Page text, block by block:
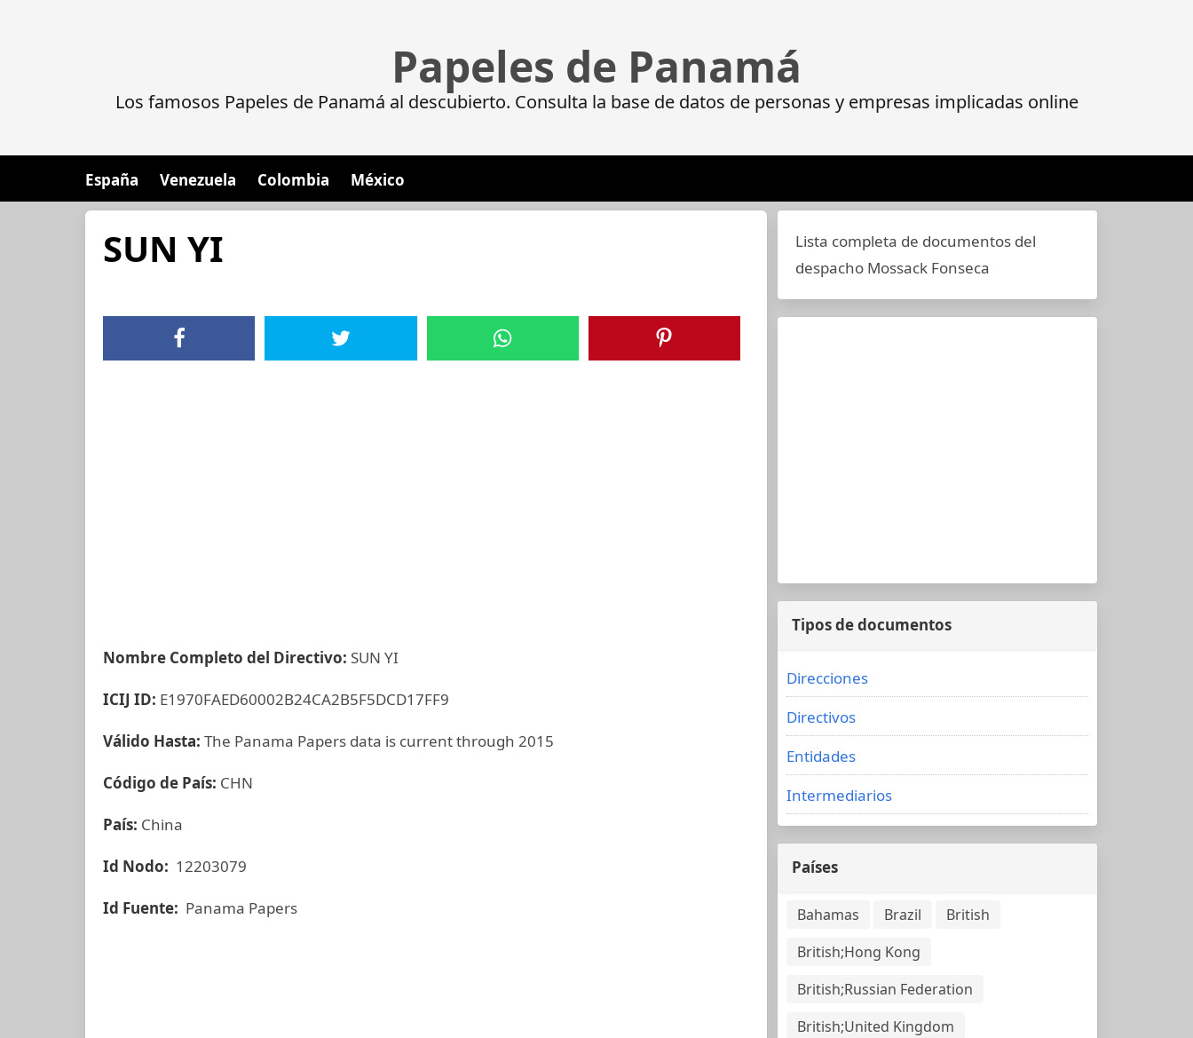
Papeles de Panamá
Los famosos Papeles de Panamá al descubierto. Consulta la base de datos de personas y empresas implicadas online
España Venezuela Colombia México
SUN YI
Nombre Completo del Directivo: SUN YI
ICIJ ID: E1970FAED60002B24CA2B5F5DCD17FF9
Válido Hasta: The Panama Papers data is current through 2015
Código de País: CHN
País: China
Id Nodo: 12203079
Id Fuente: Panama Papers
Lista completa de documentos del
despacho Mossack Fonseca
Tipos de documentos
Direcciones
Directivos
Entidades
Intermediarios
Países
Bahamas Brazil
British
British;Hong Kong
British;Russian Federation
British;United Kingdom